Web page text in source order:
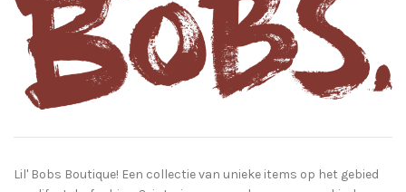
Lil' Bobs Boutique! Een collectie van unieke items op het gebied